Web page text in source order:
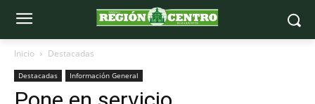
Inicio Destacadas
Destacadas Información General